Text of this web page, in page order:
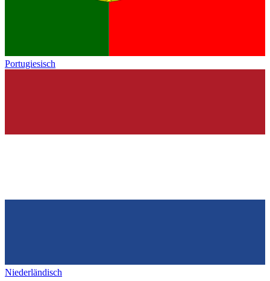
Portugiesisch
Niederländisch